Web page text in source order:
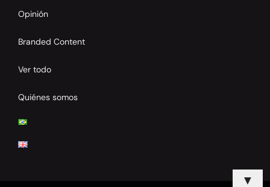
Opinión
Branded Content
Ver todo
Quiénes somos
▼